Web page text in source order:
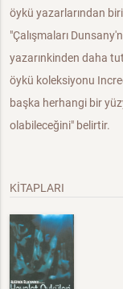
öykü yazarlarından
"Çalışmaları
yazarınkinden daha
öykü koleksiyonu
başka herhangi bir
olabileceğini" belirtir.
KİTAPLARI